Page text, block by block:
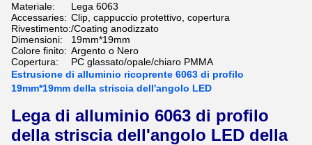
Materiale:
Lega 6063
Accessaries: Clip, cappuccio protettivo, copertura
Rivestimento:/Coating anodizzato
Dimensioni:
19mm*19mm
Colore finito: Argento o Nero
Copertura:
PC glassato/opale/chiaro PMMA
Estrusione di alluminio ricoprente 6063 di profilo
19mm*19mm della striscia dell'angolo LED
Lega di alluminio 6063 di profilo
della striscia dell'angolo LED della